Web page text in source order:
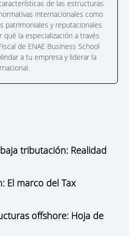
de las estructuras
internacionales como
patrimoniales y reputacionales
la especialización a través
de ENAE Business School
a tu empresa y liderar la
tributación: Realidad
El marco del Tax
offshore: Hoja de